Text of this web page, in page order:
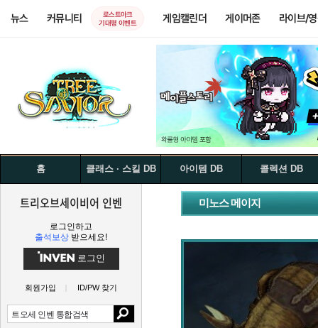
뉴스 커뮤니티
로스트아크
기대평 이벤트
게임캘린더 게이머존 라이브/
홈 클래스 · 스킬 DB 아이템 DB 콜렉션 DB
트리오브세이비어 인벤
로그인하고
출석보상 받으세요!
로그인
회원가입 ID/PW 찾기
미노스 메이지